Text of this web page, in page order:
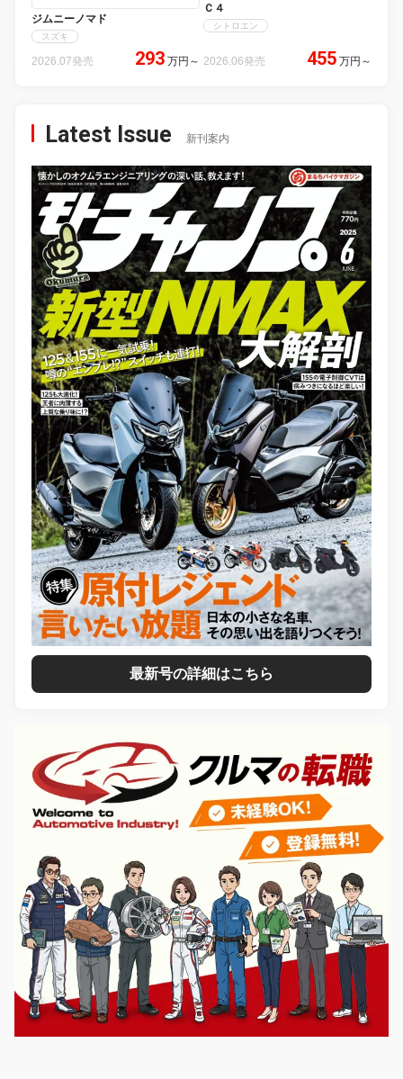
ジムニーノマド
スズキ
2026.07発売 293 万円 ～
Ｃ４
シトロエン
2026.06発売 455 万円 ～
Latest Issue 新刊案内
最新号の詳細はこちら